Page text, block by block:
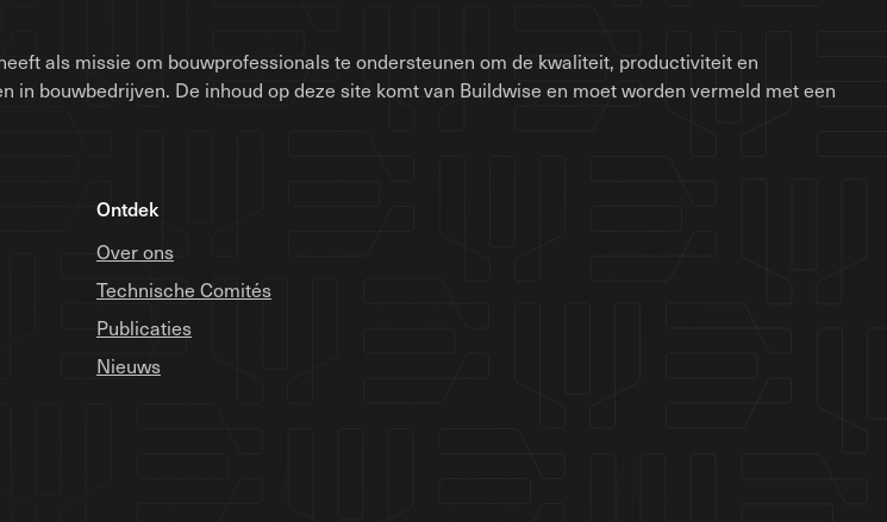
als missie om bouwprofessionals te ondersteunen om de kwaliteit, productiviteit en
bouwbedrijven. De inhoud op deze site komt van Buildwise en moet worden vermeld met een
Ontdek
Over ons
Technische Comités
Publicaties
Nieuws